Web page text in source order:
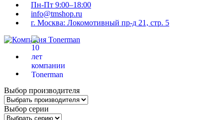
Пн-Пт 9:00–18:00
info@tmshop.ru
г. Москва: Локомотивный пр-д 21, стр. 5
Выбор производителя
Выбор серии